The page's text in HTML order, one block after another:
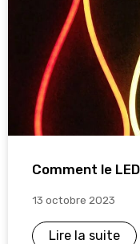
Comment le
13 octobre 2023
Lire la suite